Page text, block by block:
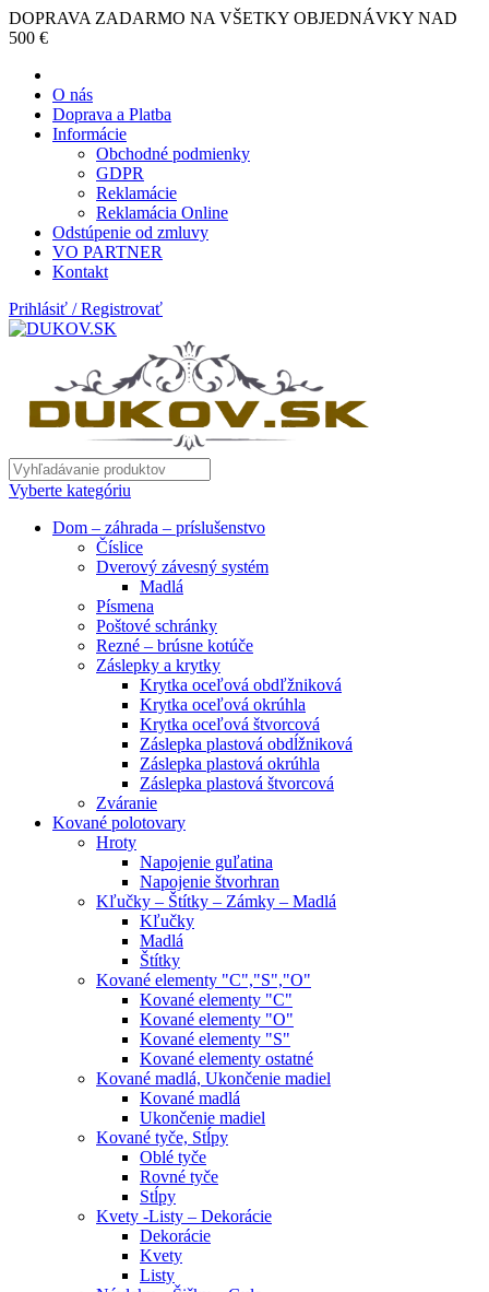
DOPRAVA ZADARMO NA VŠETKY OBJEDNÁVKY NAD
500 €
O nás
Doprava a Platba
Informácie
Obchodné podmienky
GDPR
Reklamácie
Reklamácia Online
Odstúpenie od zmluvy
VO PARTNER
Kontakt
Prihlásiť / Registrovať
Vyberte kategóriu
Dom – záhrada – príslušenstvo
Číslice
Dverový závesný systém
Madlá
Písmena
Poštové schránky
Rezné – brúsne kotúče
Záslepky a krytky
Krytka oceľová obdľžniková
Krytka oceľová okrúhla
Krytka oceľová štvorcová
Záslepka plastová obdĺžniková
Záslepka plastová okrúhla
Záslepka plastová štvorcová
Zváranie
Kované polotovary
Hroty
Napojenie guľatina
Napojenie štvorhran
Kľučky – Štítky – Zámky – Madlá
Kľučky
Madlá
Štítky
Kované elementy "C","S","O"
Kované elementy "C"
Kované elementy "O"
Kované elementy "S"
Kované elementy ostatné
Kované madlá, Ukončenie madiel
Kované madlá
Ukončenie madiel
Kované tyče, Stĺpy
Oblé tyče
Rovné tyče
Stĺpy
Kvety -Listy – Dekorácie
Dekorácie
Kvety
Listy